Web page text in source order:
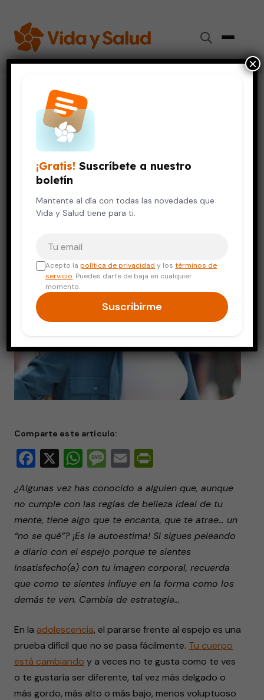
Niños y Adolescentes
NIÑOS Y ADOLESCENTES
Como te sientes, es como te ves
30 de noviembre, 2009
Comparte este artículo:
Facebook
X WhatsApp
Message
Email
¿Algunas vez has conocido a alguien que, aunque
no cumple con las reglas de belleza ideal de tu
mente, tiene algo que te encanta, que te atrae… un
“no se qué”? ¡Es la autoestima! Si sigues peleando
a diario con el espejo porque te sientes
insatisfecho(a) con tu imagen corporal, recuerda
que como te sientes influye en la forma como los
demás te ven. Cambia de estrategia…
En la adolescencia, el pararse frente al espejo es una
prueba difícil que no se pasa fácilmente. Tu cuerpo
está cambiando y a veces no te gusta como te ves
o te gustaría ser diferente, tal vez más delgado o
más gordo, más alto o más bajo, menos voluptuoso
¡Gratis! Suscríbete a nuestro
boletín
Mantente al día con todas las novedades que
Vida y Salud tiene para ti.
Acepto lapolítica de privacidad y lostérminos de
servicio. Puedes darte de baja en cualquier
momento.
Suscribirme
×